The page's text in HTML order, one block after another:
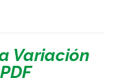
Variación